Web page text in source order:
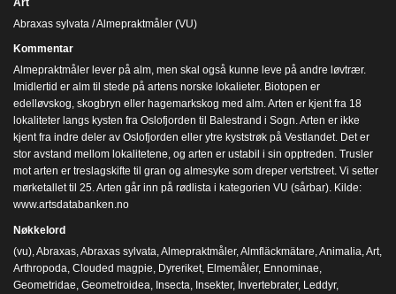
Abraxas sylvata / Almepraktmåler (VU)
Kommentar
Almepraktmåler lever på alm, men skal også kunne leve på andre løvtrær.
Imidlertid er alm til stede på artens norske lokalieter. Biotopen er
edelløvskog, skogbryn eller hagemarkskog med alm. Arten er kjent fra 18
lokaliteter langs kysten fra Oslofjorden til Balestrand i Sogn. Arten er ikke
kjent fra indre deler av Oslofjorden eller ytre kyststrøk på Vestlandet. Det er
stor avstand mellom lokalitetene, og arten er ustabil i sin opptreden. Trusler
mot arten er treslagskifte til gran og almesyke som dreper vertstreet. Vi setter
mørketallet til 25. Arten går inn på rødlista i kategorien VU (sårbar). Kilde:
www.artsdatabanken.no
Nøkkelord
(vu) Abraxas Abraxas sylvata Almepraktmåler, Almfläckmätare Animalia Art
Arthropoda Clouded magpie Dyreriket Elmemåler, Ennominae
Geometridae Geometroidea Insecta Insekter, Invertebrater, Leddyr,